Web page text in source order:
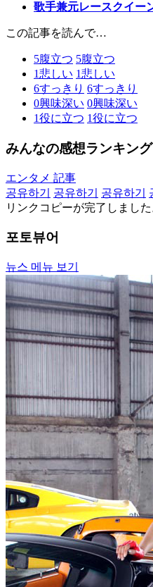
歌手兼元レースクイー
この記事を読んで…
5腹立つ 5腹立つ
1悲しい 1悲しい
6すっきり 6すっきり
0興味深い 0興味深い
1役に立つ 1役に立つ
みんなの感想ランキング
エンタメ 記事
공유하기
공유하기 공유하기
リンクコピーが完了しました
포토뷰어
뉴스 메뉴 보기